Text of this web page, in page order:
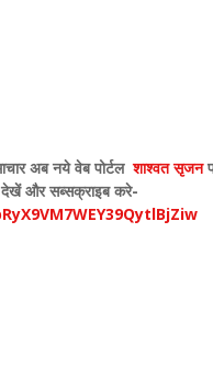
अब नये वेब पोर्टल शाश्वत सृजन
और सब्सक्राइब करे-